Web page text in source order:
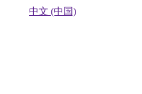
中文 (中国)